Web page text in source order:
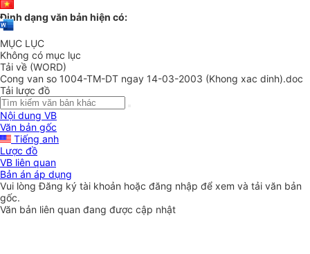
Định dạng văn bản hiện có:
MỤC LỤC
Không có mục lục
Tải về (WORD)
Cong van so 1004-TM-DT ngay 14-03-2003 (Khong xac dinh).doc
Tải lược đồ
Nội dung VB
Văn bản gốc
Tiếng anh
Lược đồ
VB liên quan
Bản án áp dụng
Vui lòngĐăng ký tài khoản hoặc đăng nhập để xem và tải văn bản
gốc.
Văn bản liên quan đang được cập nhật